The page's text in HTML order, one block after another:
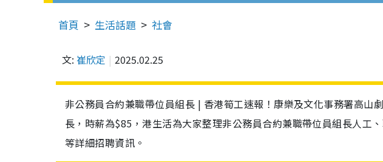
首頁 生活話題 社會
文: 崔欣定 2025.02.25
非公務員合約兼職帶位員組長 | 香港筍工速報！康樂及文化事務署高山
長，時薪為$85，港生活為大家整理非公務員合約兼職帶位員組長人工
等詳細招聘資訊。